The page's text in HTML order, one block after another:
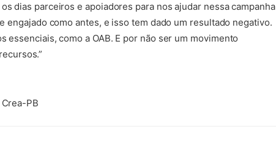
dias parceiros e apoiadores para nos ajudar nessa campanha
como antes, e isso tem dado um resultado negativo.
como a OAB. E por não ser um movimento
PB